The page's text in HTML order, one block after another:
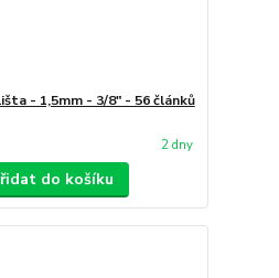
- 1,5mm - 3/8" - 56 článků
2 dny
do košíku